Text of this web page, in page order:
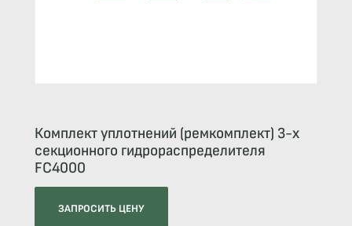
Комплект уплотнений (ремкомплект) 3-х
секционного гидрораспределителя
FC4000
ЗАПРОСИТЬ ЦЕНУ